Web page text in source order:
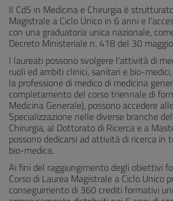
Il CdS in Medicina e Chirurgia è
Magistrale a Ciclo Unico in 6 anni e
con una graduatoria unica nazionale,
Decreto Ministeriale n. 418 del 30
I laureati possono svolgere l'attività di
ruoli ed ambiti clinici, sanitari e bio-
la professione di medico di medicina
completamento del corso triennale di
Medicina Generale), possono accedere
Specializzazione nelle diverse branche
Chirurgia, al Dottorato di Ricerca e a
possono dedicarsi ad attività di ricerca
bio-medica.
Ai fini del raggiungimento degli obiettivi
Corso di Laurea Magistrale a Ciclo Unico
conseguimento di 360 crediti formativi